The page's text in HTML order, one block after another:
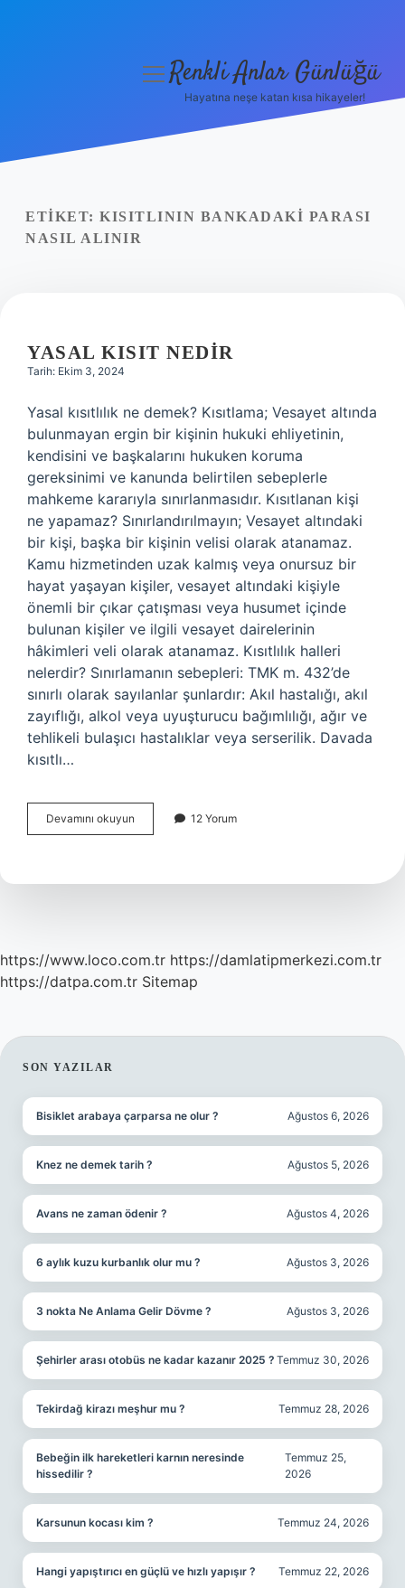
Yasal Uyarı
menüyüRenkli Anlar Günlüğü
Hayatına neşe katan kısa hikayeler!
ETIKET: KISITLININ BANKADAKI PARASI
NASIL ALINIR
YASAL KISIT NEDIR
Tarih: Ekim 3, 2024
Yasal kısıtlılık ne demek? Kısıtlama; Vesayet altında
bulunmayan ergin bir kişinin hukuki ehliyetinin,
kendisini ve başkalarını hukuken koruma
gereksinimi ve kanunda belirtilen sebeplerle
mahkeme kararıyla sınırlanmasıdır. Kısıtlanan kişi
ne yapamaz? Sınırlandırılmayın; Vesayet altındaki
bir kişi, başka bir kişinin velisi olarak atanamaz.
Kamu hizmetinden uzak kalmış veya onursuz bir
hayat yaşayan kişiler, vesayet altındaki kişiyle
önemli bir çıkar çatışması veya husumet içinde
bulunan kişiler ve ilgili vesayet dairelerinin
hâkimleri veli olarak atanamaz. Kısıtlılık halleri
nelerdir? Sınırlamanın sebepleri: TMK m. 432’de
sınırlı olarak sayılanlar şunlardır: Akıl hastalığı, akıl
zayıflığı, alkol veya uyuşturucu bağımlılığı, ağır ve
tehlikeli bulaşıcı hastalıklar veya serserilik. Davada
kısıtlı…
Devamını okuyun
Kısıt
12 Yorum
https://www.loco.com.tr https://damlatipmerkezi.com.tr
https://datpa.com.tr Sitemap
SIDEBAR
SON YAZILAR
Bisiklet arabaya çarparsa ne olur ? Ağustos 6, 2026
Knez ne demek tarih ? Ağustos 5, 2026
Avans ne zaman ödenir ? Ağustos 4, 2026
6 aylık kuzu kurbanlık olur mu ? Ağustos 3, 2026
3 nokta Ne Anlama Gelir Dövme ? Ağustos 3, 2026
Şehirler arası otobüs ne kadar kazanır 2025 ? Temmuz 30, 2026
Tekirdağ kirazı meşhur mu ? Temmuz 28, 2026
Bebeğin ilk hareketleri karnın neresinde
hissedilir ?
Temmuz 25,
2026
Karsunun kocası kim ? Temmuz 24, 2026
Hangi yapıştırıcı en güçlü ve hızlı yapışır ? Temmuz 22, 2026